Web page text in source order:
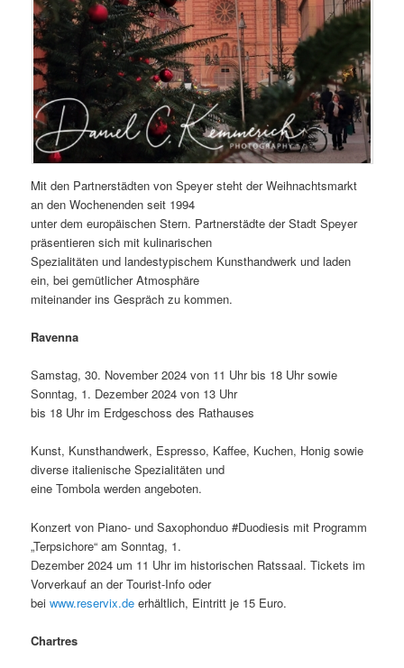
Mit den Partnerstädten von Speyer steht der Weihnachtsmarkt
an den Wochenenden seit 1994
unter dem europäischen Stern. Partnerstädte der Stadt Speyer
präsentieren sich mit kulinarischen
Spezialitäten und landestypischem Kunsthandwerk und laden
ein, bei gemütlicher Atmosphäre
miteinander ins Gespräch zu kommen.
Ravenna
Samstag, 30. November 2024 von 11 Uhr bis 18 Uhr sowie
Sonntag, 1. Dezember 2024 von 13 Uhr
bis 18 Uhr im Erdgeschoss des Rathauses
Kunst, Kunsthandwerk, Espresso, Kaffee, Kuchen, Honig sowie
diverse italienische Spezialitäten und
eine Tombola werden angeboten.
Konzert von Piano- und Saxophonduo #Duodiesis mit Programm
„Terpsichore“ am Sonntag, 1.
Dezember 2024 um 11 Uhr im historischen Ratssaal. Tickets im
Vorverkauf an der Tourist-Info oder
beiwww.reservix.de erhältlich, Eintritt je 15 Euro.
Chartres